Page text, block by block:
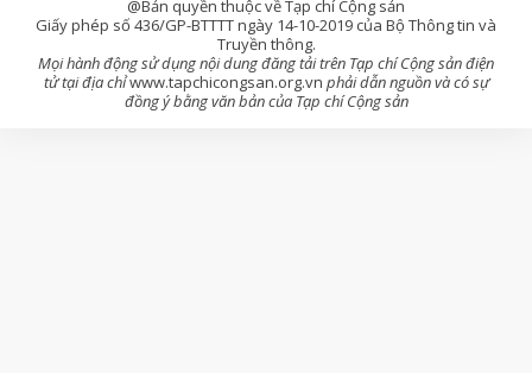
@Bản quyền thuộc về Tạp chí Cộng sản
Giấy phép số 436/GP-BTTTT ngày 14-10-2019 của Bộ Thông tin và
Truyền thông.
Mọi hành động sử dụng nội dung đăng tải trên Tạp chí Cộng sản điện
tử tại địa chỉwww.tapchicongsan.org.vn phải dẫn nguồn và có sự
đồng ý bằng văn bản của Tạp chí Cộng sản